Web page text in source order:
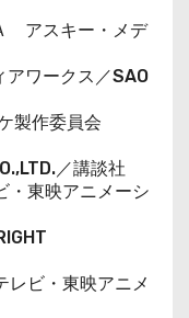
アスキー・メデ
ワークス／SAO
製作委員会
／講談社
・東映アニメーシ
ビ・東映アニメ